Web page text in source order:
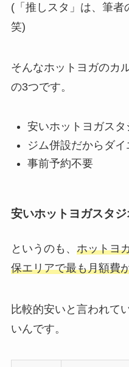
(「推しスタ」は、筆者
笑)
そんなホットヨガのカ
の3つです。
安いホットヨガス
ジム併設だからダ
事前予約不要
安いホットヨガスタ
というのも、 ホットヨ
保エリアで最も月額費
比較的安いと言われて
いんです。